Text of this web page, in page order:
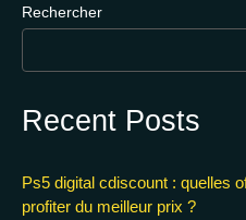
Rechercher
Recent Posts
Ps5 digital cdiscount : quelles
profiter du meilleur prix ?